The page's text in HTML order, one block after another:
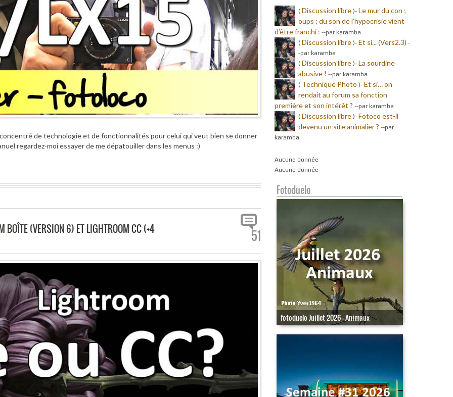
de technologie et de fonctionnalités pour celui qui veut bien se donner
regardez-moi essayer de me dépatouiller dans les menus :)
BOÎTE (VERSION 6) ET LIGHTROOM CC (+4 51
( Discussion libre)- Le mur du con ;
oups ; du son de l’hypocrisie vient
d’être franchi : --par karamba
( Discussion libre)- Et si... (Vers2.3) -
-par karamba
( Discussion libre)- La sourdine
abusive ! --par karamba
( Technique Photo )- Et si… on
rendait au forum sa fonction
première et son intérêt ? --par karamba
( Discussion libre)- Fotoco est-il
devenu un site animalier ? --par
karamba
Aucune donnée
Aucune donnée
Fotoduelo
fotoduelo Juillet 2026 - Animaux